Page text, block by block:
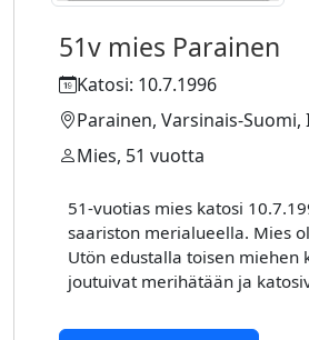
51v mies Parainen
Katosi: 10.7.1996
Parainen, Varsinais-Suomi,
Mies, 51 vuotta
51-vuotias mies katosi
saariston merialueella. Mies
Utön edustalla toisen miehen
joutuivat merihätään ja